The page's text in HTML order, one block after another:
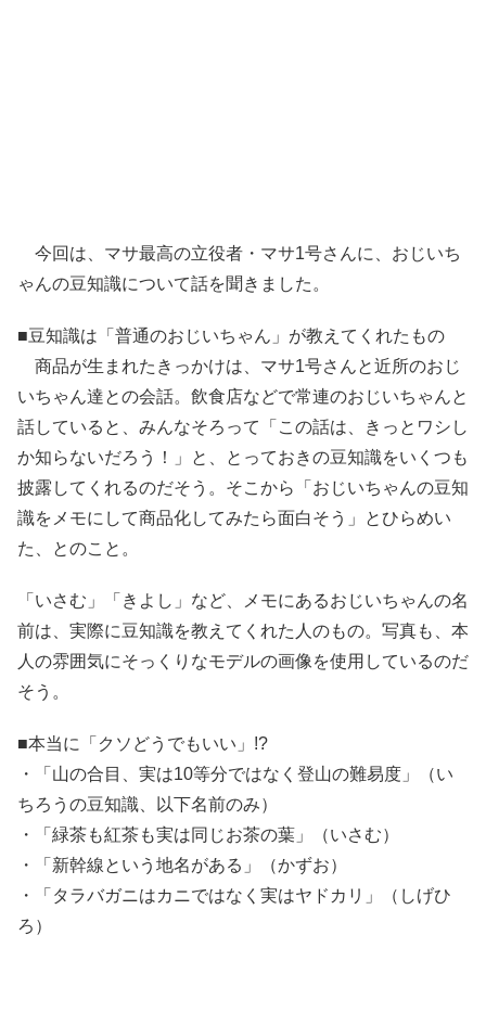
今回は、マサ最高の立役者・マサ1号さんに、おじいち
ゃんの豆知識について話を聞きました。
■豆知識は「普通のおじいちゃん」が教えてくれたもの
商品が生まれたきっかけは、マサ1号さんと近所のおじ
いちゃん達との会話。飲食店などで常連のおじいちゃんと
話していると、みんなそろって「この話は、きっとワシし
か知らないだろう！」と、とっておきの豆知識をいくつも
披露してくれるのだそう。そこから「おじいちゃんの豆知
識をメモにして商品化してみたら面白そう」とひらめい
た、とのこと。
「いさむ」「きよし」など、メモにあるおじいちゃんの名
前は、実際に豆知識を教えてくれた人のもの。写真も、本
人の雰囲気にそっくりなモデルの画像を使用しているのだ
そう。
■本当に「クソどうでもいい」!?
・「山の合目、実は10等分ではなく登山の難易度」（い
ちろうの豆知識、以下名前のみ）
・「緑茶も紅茶も実は同じお茶の葉」（いさむ）
・「新幹線という地名がある」（かずお）
・「タラバガニはカニではなく実はヤドカリ」（しげひ
ろ）